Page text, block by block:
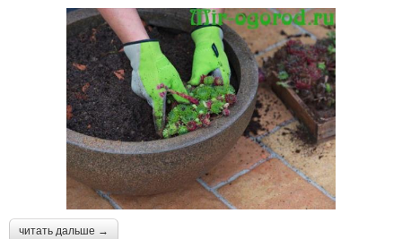
читать дальше →